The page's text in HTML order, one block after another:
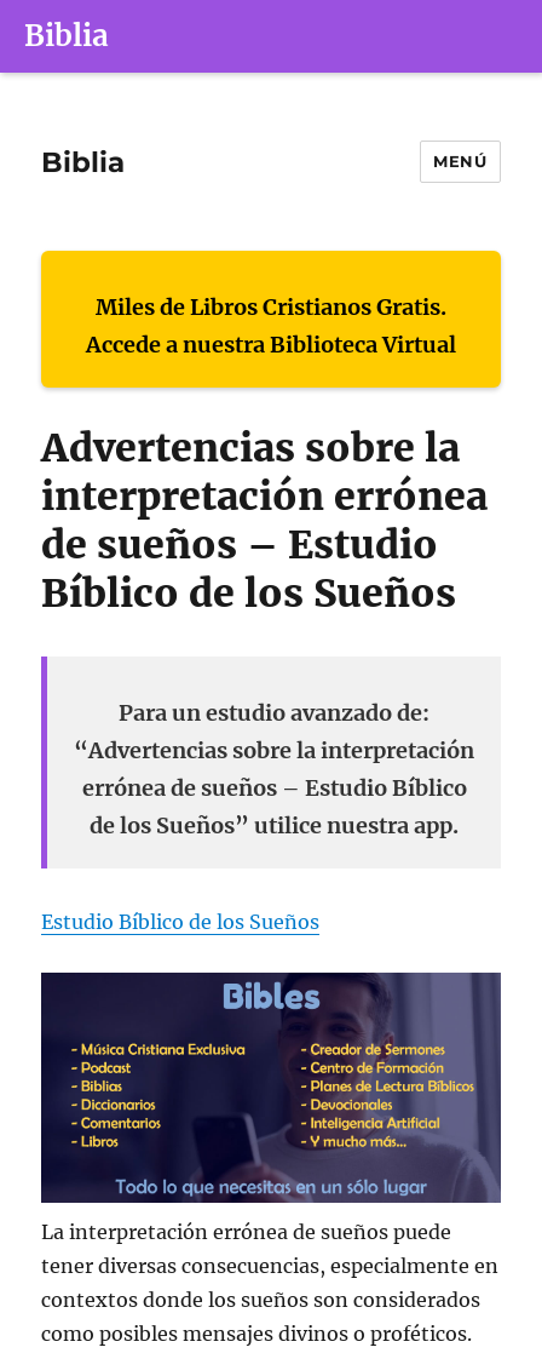
Biblia
Biblia MENÚ
Miles de Libros Cristianos Gratis.
Accede a nuestra Biblioteca Virtual
Advertencias sobre la
interpretación errónea
de sueños – Estudio
Bíblico de los Sueños
Para un estudio avanzado de:
“Advertencias sobre la interpretación
errónea de sueños – Estudio Bíblico
de los Sueños” utilice nuestra app.
Estudio Bíblico de los Sueños
La interpretación errónea de sueños puede
tener diversas consecuencias, especialmente en
contextos donde los sueños son considerados
como posibles mensajes divinos o proféticos.